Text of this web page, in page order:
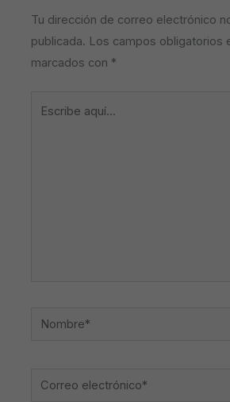
Tu dirección de correo electrónico
publicada. Los campos obligatorios
marcados con *
Nombre*
Correo